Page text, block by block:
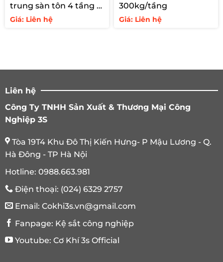
trung sàn tôn 4 tầng –
tải 700kg
Giá: Liên hệ
300kg/tầng
Giá: Liên hệ
Liên hệ
Công Ty TNHH Sản Xuất & Thương Mại Công
Nghiệp 3S
Tòa 19T4 Khu Đô Thị Kiến Hưng- P Mậu Lương - Q.
Hà Đông - TP Hà Nội
Hotline: 0988.663.981
Điện thoại: (024) 6329 2757
Email: Cokhi3s.vn@gmail.com
Fanpage: Kệ sắt công nghiệp
Youtube: Cơ Khí 3s Official